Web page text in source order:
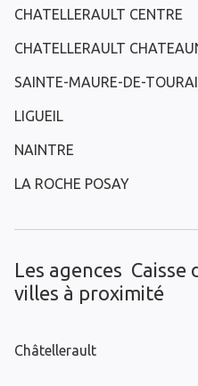
CHATELLERAULT CENTRE
CHATELLERAULT
SAINTE-MAURE-DE-
LIGUEIL
NAINTRE
LA ROCHE POSAY
Les agences Caisse
villes à proximité
Châtellerault